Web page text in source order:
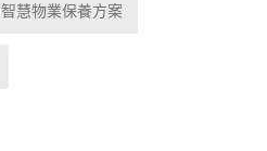
智慧物業保養方案